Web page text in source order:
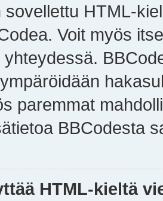
sovellettu HTML-
Voit myös
paremmat
BBCodesta
HTML-kieltä